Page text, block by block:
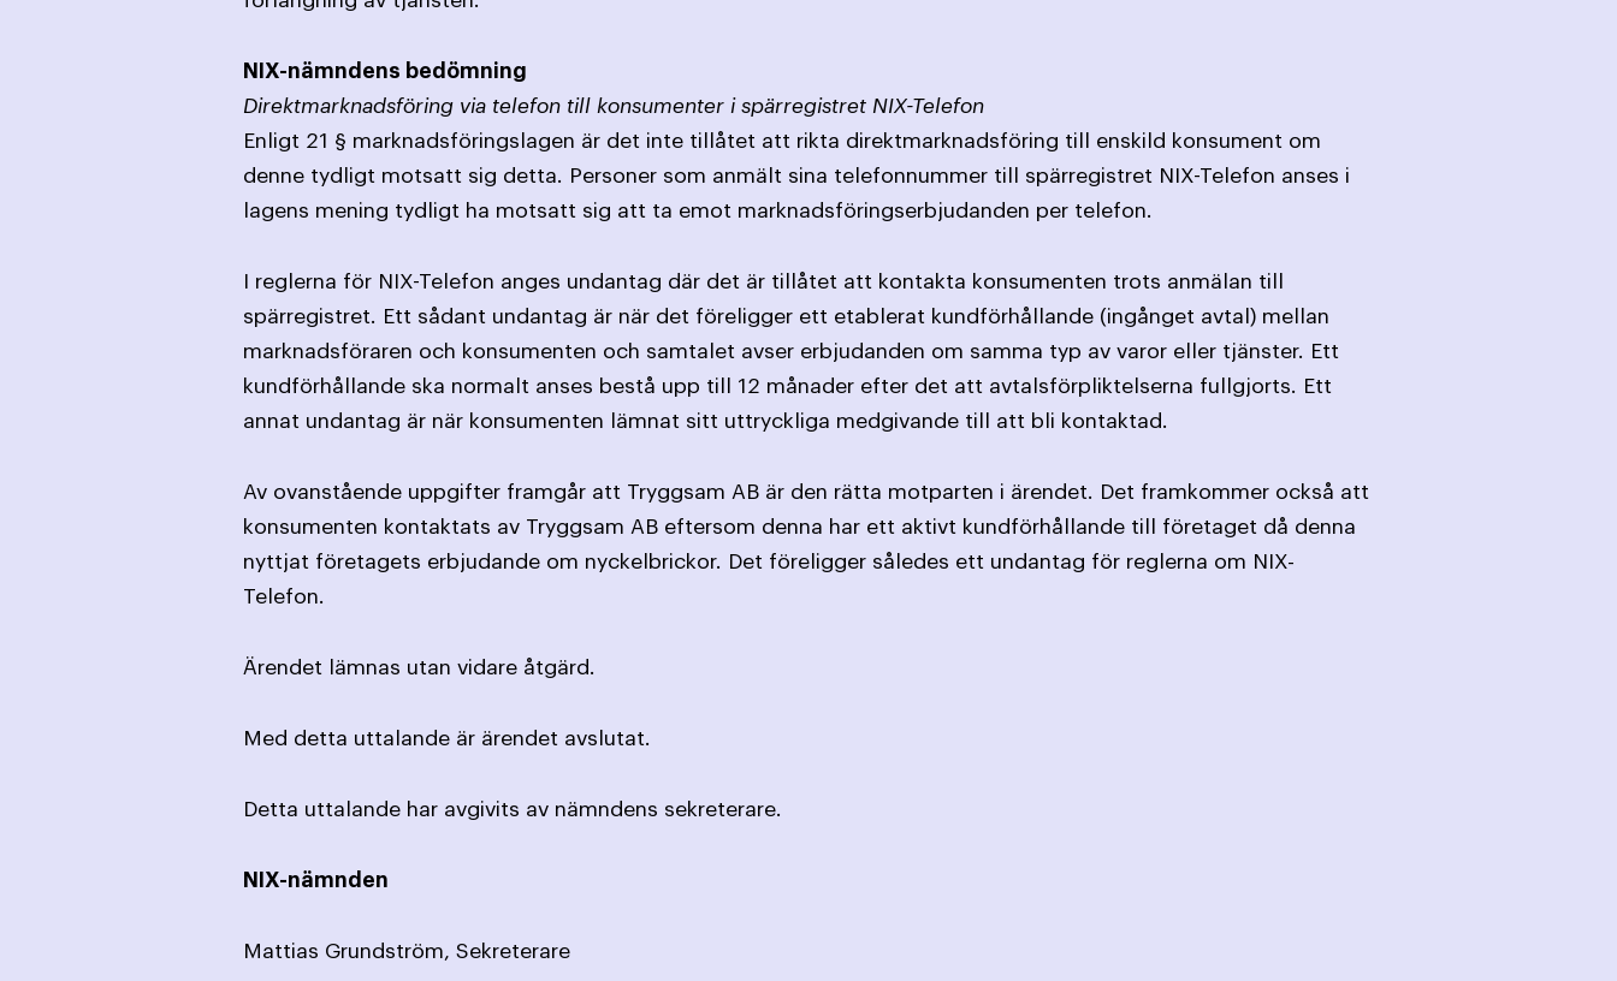
NIX-nämndens bedömning
Direktmarknadsföring via telefon till konsumenter i spärregistret NIX-Telefon
Enligt 21 § marknadsföringslagen är det inte tillåtet att rikta direktmarknadsföring till enskild konsument om
denne tydligt motsatt sig detta. Personer som anmält sina telefonnummer till spärregistret NIX-Telefon anses i
lagens mening tydligt ha motsatt sig att ta emot marknadsföringserbjudanden per telefon.
I reglerna för NIX-Telefon anges undantag där det är tillåtet att kontakta konsumenten trots anmälan till
spärregistret. Ett sådant undantag är när det föreligger ett etablerat kundförhållande (ingånget avtal) mellan
marknadsföraren och konsumenten och samtalet avser erbjudanden om samma typ av varor eller tjänster. Ett
kundförhållande ska normalt anses bestå upp till 12 månader efter det att avtalsförpliktelserna fullgjorts. Ett
annat undantag är när konsumenten lämnat sitt uttryckliga medgivande till att bli kontaktad.
Av ovanstående uppgifter framgår att Tryggsam AB är den rätta motparten i ärendet. Det framkommer också att
konsumenten kontaktats av Tryggsam AB eftersom denna har ett aktivt kundförhållande till företaget då denna
nyttjat företagets erbjudande om nyckelbrickor. Det föreligger således ett undantag för reglerna om NIX-
Telefon.
Ärendet lämnas utan vidare åtgärd.
Med detta uttalande är ärendet avslutat.
Detta uttalande har avgivits av nämndens sekreterare.
NIX-nämnden
Mattias Grundström, Sekreterare